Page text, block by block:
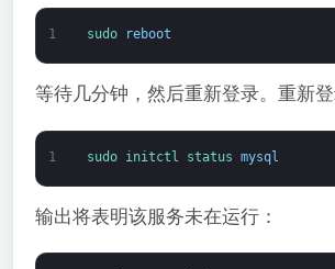
1 sudo reboot
等待几分钟，然后重新登录。重新
1 sudo initctl status mysql
输出将表明该服务未在运行：